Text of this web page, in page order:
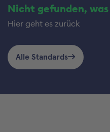
Nicht gefunden, was
Hier geht es zurück
Alle Standards